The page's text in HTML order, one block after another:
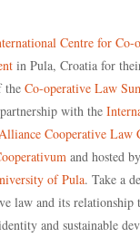
Centre for Co-
in Pula, Croatia for
the Co-operative Law
with the
Cooperative Law
and hosted
of Pula. Take a
law and its relationship
and sustainable